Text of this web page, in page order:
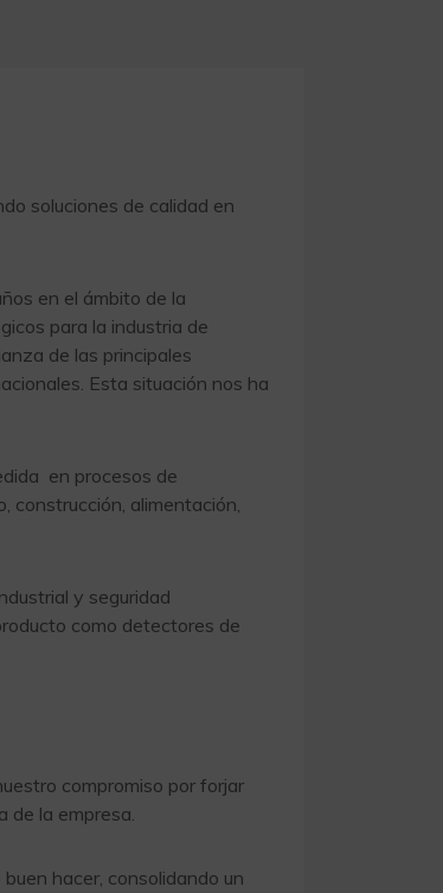
soluciones de calidad en
en el ámbito de la
para la industria de
de las principales
Esta situación nos ha
en procesos de
construcción, alimentación,
y seguridad
como detectores de
compromiso por forjar
de la empresa.
hacer, consolidando un